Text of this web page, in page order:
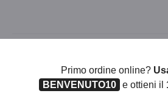
Prodotti
Primo ordine online?
BENVENUTO10
e ottieni il